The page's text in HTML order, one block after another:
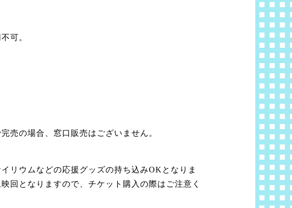
可。
売の場合、窓口販売はございません。
リウムなどの応援グッズの持ち込みOKとなりま
回となりますので、チケット購入の際はご注意く